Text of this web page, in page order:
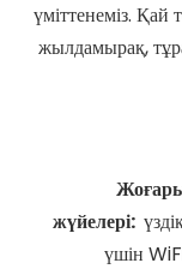
үміттенеміз.
жылдамырақ,
жүйелері:
үшін